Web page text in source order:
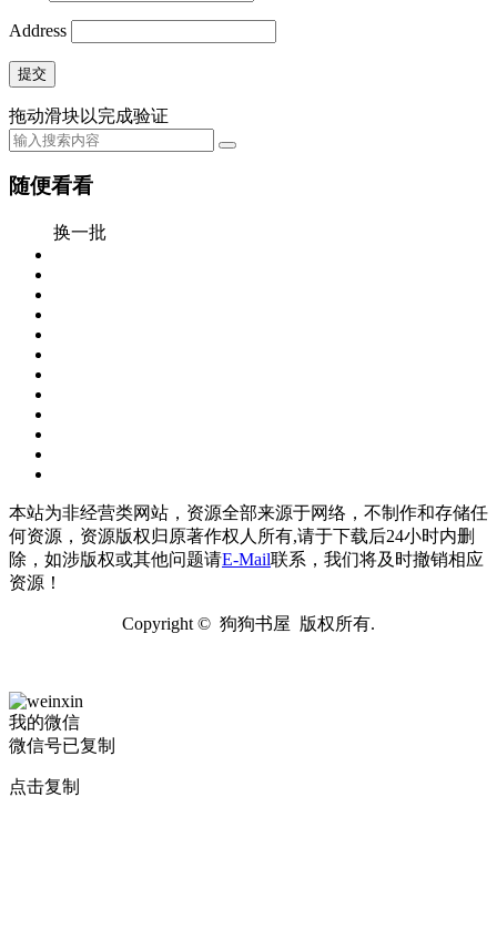
Address
提交
拖动滑块以完成验证
随便看看
换一批
本站为非经营类网站，资源全部来源于网络，不制作和存储任
何资源，资源版权归原著作权人所有,请于下载后24小时内删
除，如涉版权或其他问题请E-Mail联系，我们将及时撤销相应
资源！
Copyright © 狗狗书屋 版权所有.
我的微信
微信号已复制
点击复制